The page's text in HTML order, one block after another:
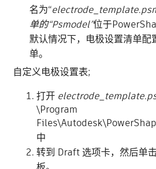
名为“
单的“Psmodel”位于
默认情况下，电极设置清单配
单。
自定义电极设置表;
打开
\Program
中
转到 Draft 选项卡，然后单